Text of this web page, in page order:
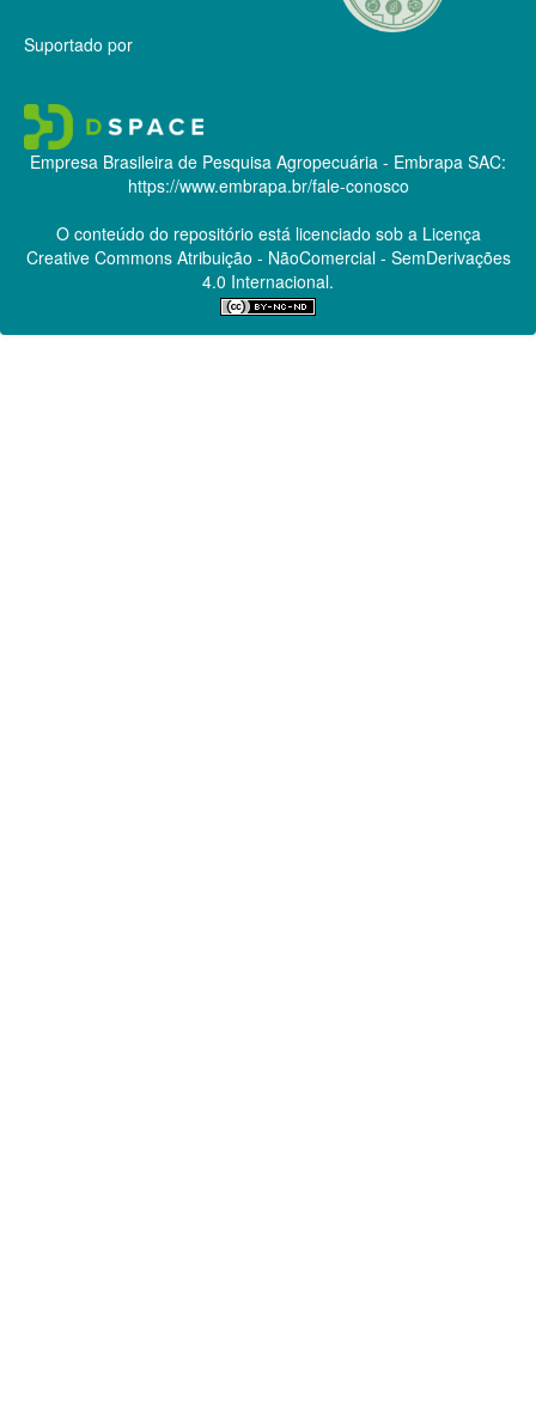
Suportado por
Empresa Brasileira de Pesquisa Agropecuária - Embrapa SAC:
https://www.embrapa.br/fale-conosco
O conteúdo do repositório está licenciado sob a Licença
Creative CommonsAtribuição - NãoComercial - SemDerivações
4.0 Internacional.